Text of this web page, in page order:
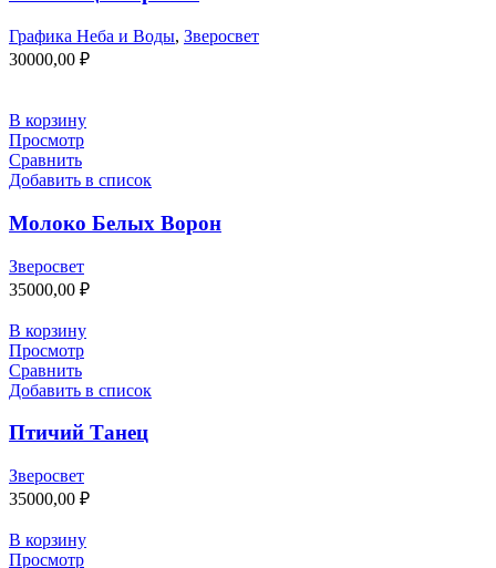
Графика Неба и Воды, Зверосвет
30000,00 ₽
В корзину
Просмотр
Сравнить
Добавить в список
Молоко Белых Ворон
Зверосвет
35000,00 ₽
В корзину
Просмотр
Сравнить
Добавить в список
Птичий Танец
Зверосвет
35000,00 ₽
В корзину
Просмотр